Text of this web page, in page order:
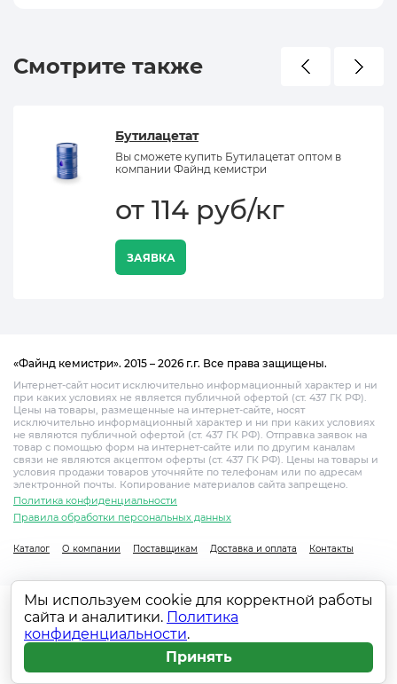
Смотрите также
Бутилацетат
Вы сможете купить Бутилацетат оптом в
компании Файнд кемистри
от 114 руб/кг
ЗАЯВКА
«Файнд кемистри». 2015 – 2026 г.г. Все права защищены.
Интернет-сайт носит исключительно информационный характер и ни
при каких условиях не является публичной офертой (ст. 437 ГК РФ).
Цены на товары, размещенные на интернет-сайте, носят
исключительно информационный характер и ни при каких условиях
не являются публичной офертой (ст. 437 ГК РФ). Отправка заявок на
товар с помощью форм на интернет-сайте или по другим каналам
связи не являются акцептом оферты (ст. 437 ГК РФ). Цены на товары и
условия продажи товаров уточняйте по телефонам или по адресам
электронной почты. Копирование материалов сайта запрещено.
Политика конфиденциальности
Правила обработки персональных данных
Каталог О компании Поставщикам Доставка и оплата Контакты
Каталог
Мы используем cookie для корректной работы
сайта и аналитики. Политика
конфиденциальности.
Принять